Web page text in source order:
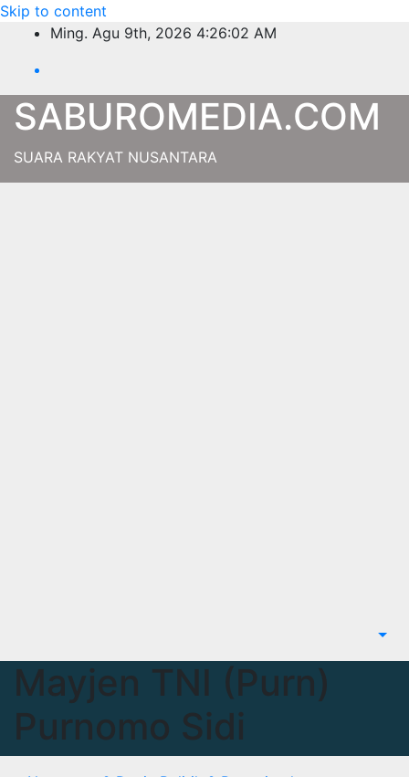
Skip to content
Ming. Agu 9th, 2026 4:26:03 AM
SABUROMEDIA.COM
SUARA RAKYAT NUSANTARA
Mayjen TNI (Purn)
Purnomo Sidi